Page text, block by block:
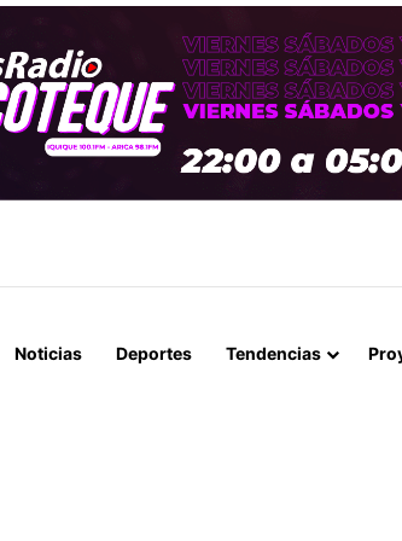
VIDA”: LA EMOTIVA ROMERÍA AL CEMENTERIO
Noticias Deportes Tendencias